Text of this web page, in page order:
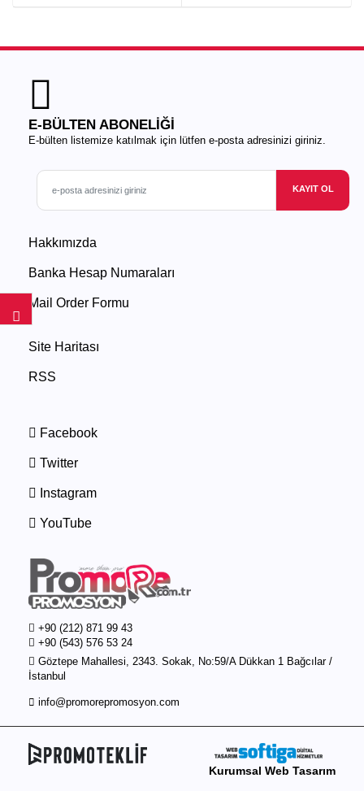
E-BÜLTEN ABONELİĞİ
E-bülten listemize katılmak için lütfen e-posta adresinizi giriniz.
KAYIT OL
Hakkımızda
Banka Hesap Numaraları
Mail Order Formu
Site Haritası
RSS
Facebook
Twitter
Instagram
YouTube
+90 (212) 871 99 43
+90 (543) 576 53 24
Göztepe Mahallesi, 2343. Sokak, No:59/A Dükkan 1 Bağcılar /
İstanbul
info@promorepromosyon.com
Kurumsal Web Tasarım